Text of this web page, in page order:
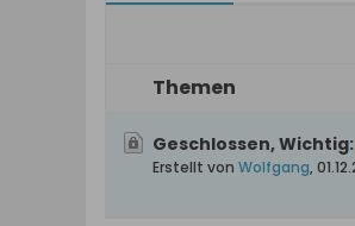
Themen
Geschlossen, Wichtig:
Erstellt von Wolfgang,